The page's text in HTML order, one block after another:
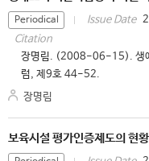
Periodical Issue Date
Citation
장명림. (2008-06-15). 생애
럼, 제9호 44-52.
장명림
보육시설 평가인증제도의 현황